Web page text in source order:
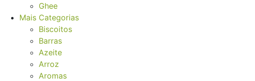
Ghee
Mais Categorias
Biscoitos
Barras
Azeite
Arroz
Aromas